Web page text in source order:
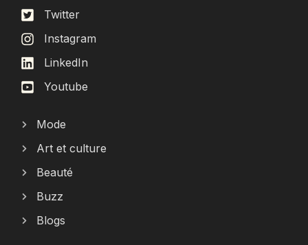
Twitter
Instagram
LinkedIn
Youtube
Mode
Art et culture
Beauté
Buzz
Blogs